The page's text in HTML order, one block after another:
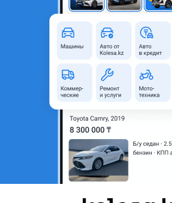
Объявление находится в архиве и
с
Комментарий продавца